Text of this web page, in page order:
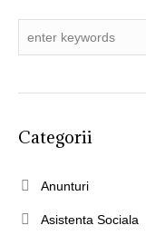
Categorii
Anunturi
Asistenta Sociala